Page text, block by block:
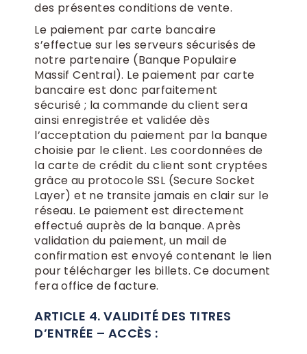
des présentes conditions de vente.
Le paiement par carte bancaire
s’effectue sur les serveurs sécurisés de
notre partenaire (Banque Populaire
Massif Central). Le paiement par carte
bancaire est donc parfaitement
sécurisé ; la commande du client sera
ainsi enregistrée et validée dès
l’acceptation du paiement par la banque
choisie par le client. Les coordonnées de
la carte de crédit du client sont cryptées
grâce au protocole SSL (Secure Socket
Layer) et ne transite jamais en clair sur le
réseau. Le paiement est directement
effectué auprès de la banque. Après
validation du paiement, un mail de
confirmation est envoyé contenant le lien
pour télécharger les billets. Ce document
fera office de facture.
ARTICLE 4. VALIDITÉ DES TITRES
D’ENTRÉE – ACCÈS :